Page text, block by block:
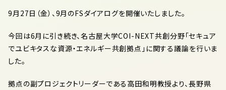
9月27日（金）、9月のFSダイアログを開催いたしました。
今回は6月に引き続き、名古屋大学COI-NEXT共創分野「セキュア
でユビキタスな資源・エネルギー共創拠点」に関する議論を行いま
した。
拠点の副プロジェクトリーダーである高田和明教授より、長野県